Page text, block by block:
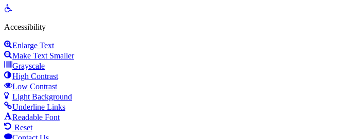
Open
Accessibility
Enlarge Text
Make Text Smaller
Grayscale
High Contrast
Low Contrast
Light Background
Underline Links
Readable Font
Reset